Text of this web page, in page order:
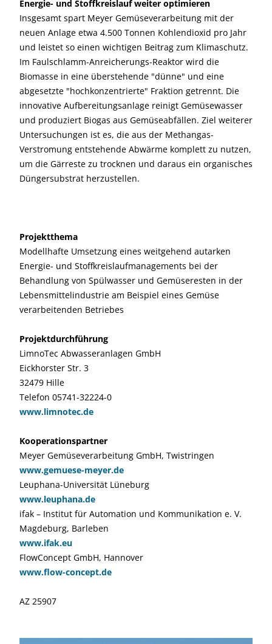
Energie- und Stoffkreislauf weiter optimieren
Insgesamt spart Meyer Gemüseverarbeitung mit der
neuen Anlage etwa 4.500 Tonnen Kohlendioxid pro Jahr
und leistet so einen wichtigen Beitrag zum Klimaschutz.
Im Faulschlamm-Anreicherungs-Reaktor wird die
Biomasse in eine überstehende "dünne" und eine
abgesetzte "hochkonzentrierte" Fraktion getrennt. Die
innovative Aufbereitungsanlage reinigt Gemüsewasser
und produziert Biogas aus Gemüseabfällen. Ziel weiterer
Untersuchungen ist es, die aus der Methangas-
Verstromung entstehende Abwärme komplett zu nutzen,
um die Gärreste zu trocknen und daraus ein organisches
Düngersubstrat herzustellen.
Projektthema
Modellhafte Umsetzung eines weitgehend autarken
Energie- und Stoffkreislaufmanagements bei der
Behandlung von Spülwasser und Gemüseresten in der
Lebensmittelindustrie am Beispiel eines Gemüse
verarbeitenden Betriebes
Projektdurchführung
LimnoTec Abwasseranlagen GmbH
Eickhorster Str. 3
32479 Hille
Telefon 05741-32224-0
www.limnotec.de
Kooperationspartner
Meyer Gemüseverarbeitung GmbH, Twistringen
www.gemuese-meyer.de
Leuphana-Universität Lüneburg
www.leuphana.de
ifak – Institut für Automation und Kommunikation e. V.
Magdeburg, Barleben
www.ifak.eu
FlowConcept GmbH, Hannover
www.flow-concept.de
AZ 25907